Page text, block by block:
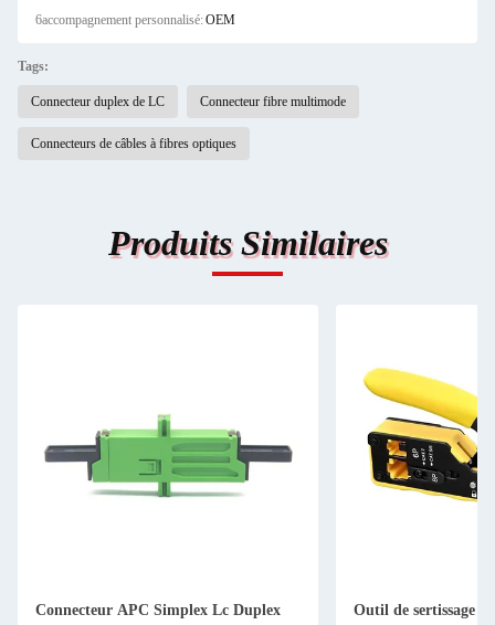
6accompagnement personnalisé:OEM
Tags:
Connecteur duplex de LC Connecteur fibre multimode
Connecteurs de câbles à fibres optiques
Produits Similaires
Connecteur APC Simplex Lc Duplex
Outil de sertissage